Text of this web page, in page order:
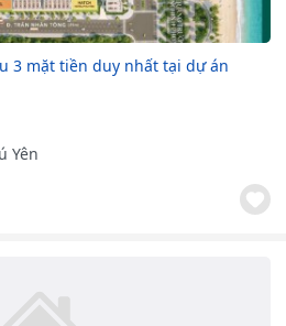
3 mặt tiền duy nhất tại dự án
Yên